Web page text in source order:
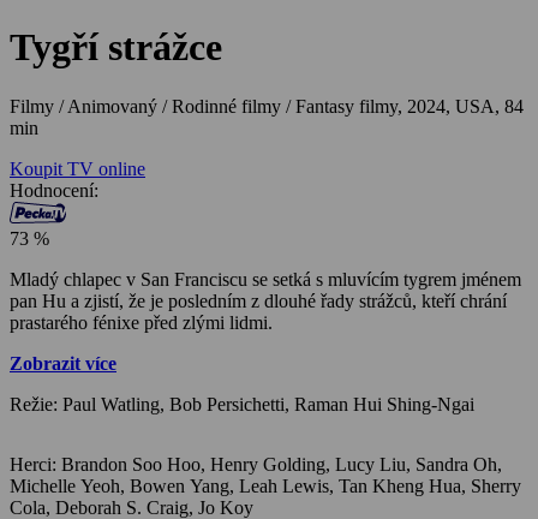
Tygří strážce
Filmy / Animovaný / Rodinné filmy / Fantasy filmy, 2024, USA, 84
min
Koupit TV online
Hodnocení:
73 %
Mladý chlapec v San Franciscu se setká s mluvícím tygrem jménem
pan Hu a zjistí, že je posledním z dlouhé řady strážců, kteří chrání
prastarého fénixe před zlými lidmi.
Zobrazit více
Režie: Paul Watling, Bob Persichetti, Raman Hui Shing-Ngai
Herci: Brandon Soo Hoo, Henry Golding, Lucy Liu, Sandra Oh,
Michelle Yeoh, Bowen Yang, Leah Lewis, Tan Kheng Hua, Sherry
Cola, Deborah S. Craig, Jo Koy